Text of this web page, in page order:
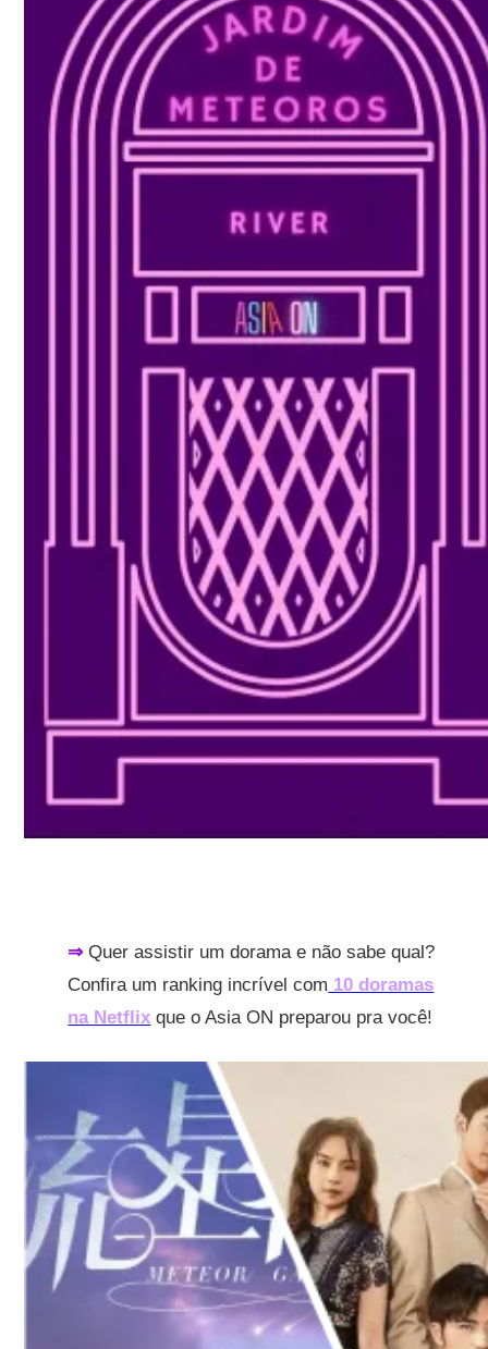
⇒Quer assistir um dorama e não sabe qual?
Confira um ranking incrível com 10 doramas
na Netflix que o Asia ON preparou pra você!